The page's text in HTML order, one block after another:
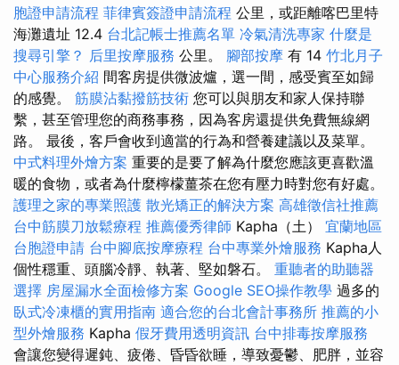
胞證申請流程 菲律賓簽證申請流程 公里，或距離喀巴里特
海灘遺址 12.4 台北記帳士推薦名單 冷氣清洗專家 什麼是
搜尋引擎？ 后里按摩服務 公里。 腳部按摩 有 14 竹北月子
中心服務介紹 間客房提供微波爐，選一間，感受賓至如歸
的感覺。 筋膜沾黏撥筋技術 您可以與朋友和家人保持聯
繫，甚至管理您的商務事務，因為客房還提供免費無線網
路。 最後，客戶會收到適當的行為和營養建議以及菜單。
中式料理外燴方案 重要的是要了解為什麼您應該更喜歡溫
暖的食物，或者為什麼檸檬薑茶在您有壓力時對您有好處。
護理之家的專業照護 散光矯正的解決方案 高雄徵信社推薦
台中筋膜刀放鬆療程 推薦優秀律師 Kapha（土） 宜蘭地區
台胞證申請 台中腳底按摩療程 台中專業外燴服務 Kapha人
個性穩重、頭腦冷靜、執著、堅如磐石。 重聽者的助聽器
選擇 房屋漏水全面檢修方案 Google SEO操作教學 過多的
臥式冷凍櫃的實用指南 適合您的台北會計事務所 推薦的小
型外燴服務 Kapha 假牙費用透明資訊 台中排毒按摩服務
會讓您變得遲鈍、疲倦、昏昏欲睡，導致憂鬱、肥胖，並容